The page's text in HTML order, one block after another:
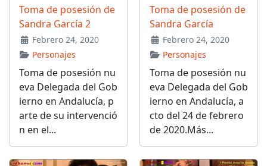
Toma de posesión de
Sandra García 2
Febrero 24, 2020
Personajes
Toma de posesión nu
eva Delegada del Gob
ierno en Andalucía, p
arte de su intervenció
n en el...
Toma de posesión de
Sandra García
Febrero 24, 2020
Personajes
Toma de posesión nu
eva Delegada del Gob
ierno en Andalucía, a
cto del 24 de febrero
de 2020.Más...